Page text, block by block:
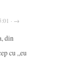
· →
din
cu „eu